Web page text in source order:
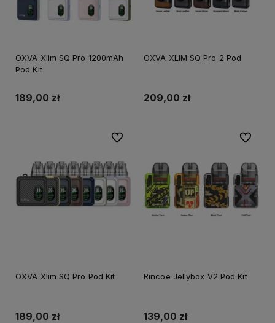
OXVA Xlim SQ Pro 1200mAh
Pod Kit
189,00 zł
OXVA XLIM SQ Pro 2 Pod
209,00 zł
OXVA Xlim SQ Pro Pod Kit
189,00 zł
Do ulubionych
Rincoe Jellybox V2 Pod Kit
139,00 zł
Do